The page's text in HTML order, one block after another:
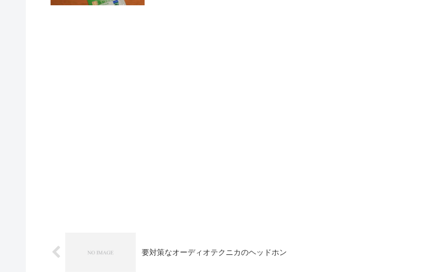
要対策なオーディオテクニカのヘッドホン